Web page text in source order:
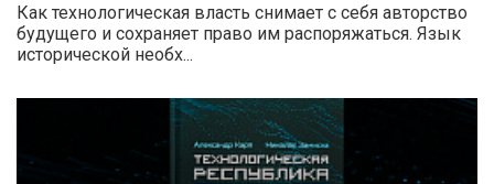
Как технологическая власть снимает с себя авторство
будущего и сохраняет право им распоряжаться. Язык
исторической необх...